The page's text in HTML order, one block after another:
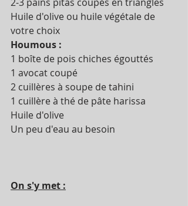
Huile d'olive ou huile végétale de
votre choix
Houmous :
1 boîte de pois chiches égouttés
1 avocat coupé
2 cuillères à soupe de tahini
1 cuillère à thé de pâte harissa
Huile d'olive
Un peu d'eau au besoin
On s'y met :